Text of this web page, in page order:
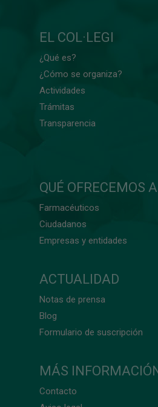
EL COL·LEGI
¿Qué es?
¿Cómo se organiza?
Actividades
Trámitas
Transparencia
QUÉ OFRECEMOS
Farmacéuticos
Ciudadanos
Empresas y entidades
ACTUALIDAD
Notas de prensa
Blog
Formulario de suscripción
MÁS
Contacto